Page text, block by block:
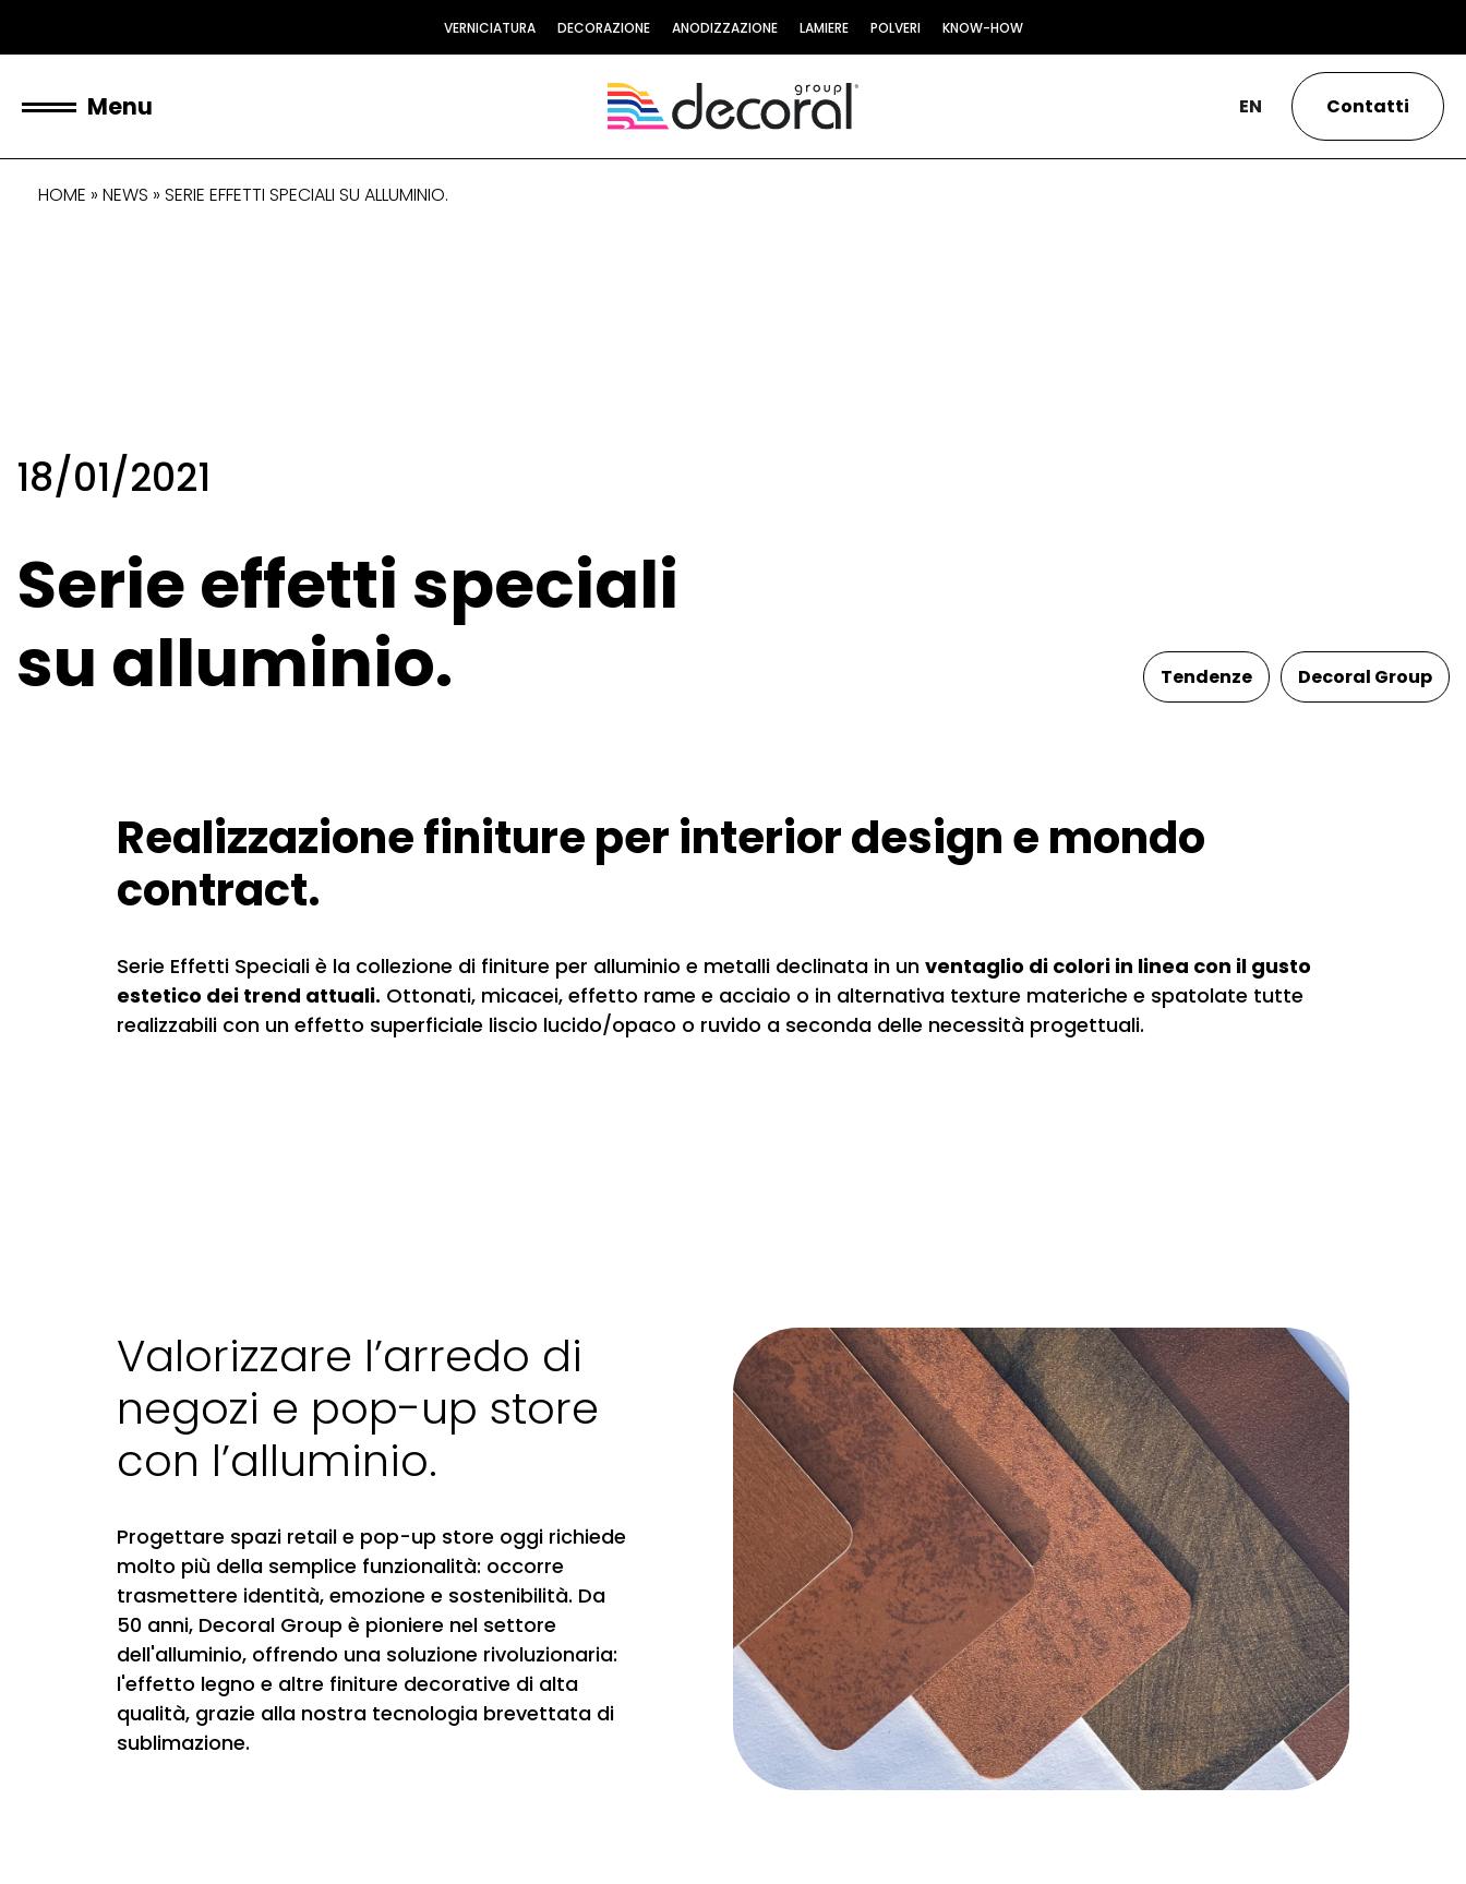
VERNICIATURA DECORAZIONE ANODIZZAZIONE LAMIERE POLVERI KNOW-HOW
Menu EN Contatti
HOME » NEWS » SERIE EFFETTI SPECIALI SU ALLUMINIO.
18/01/2021
Serie effetti speciali
su alluminio.
Decoral Group
Tendenze
Realizzazione finiture per interior design e mondo
contract.
Serie Effetti Speciali è la collezione di finiture per alluminio e metalli declinata in un ventaglio di colori in linea con il gusto
estetico dei trend attuali. Ottonati, micacei, effetto rame e acciaio o in alternativa texture materiche e spatolate tutte
realizzabili con un effetto superficiale liscio lucido/opaco o ruvido a seconda delle necessità progettuali.
Valorizzare l’arredo di
negozi e pop-up store
con l’alluminio.
Progettare spazi retail e pop-up store oggi richiede
molto più della semplice funzionalità: occorre
trasmettere identità, emozione e sostenibilità. Da
50 anni, Decoral Group è pioniere nel settore
dell'alluminio, offrendo una soluzione rivoluzionaria:
l'effetto legno e altre finiture decorative di alta
qualità, grazie alla nostra tecnologia brevettata di
sublimazione.